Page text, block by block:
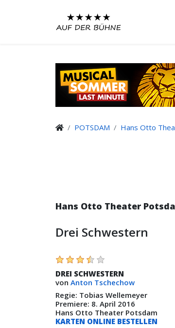
POTSDAM Hans Otto
Hans Otto Theater
Drei Schwestern
DREI SCHWESTERN
von Anton Tschechow
Regie: Tobias Wellemeyer
Premiere: 8. April 2016
Hans Otto Theater Potsdam
KARTEN ONLINE BESTELLEN